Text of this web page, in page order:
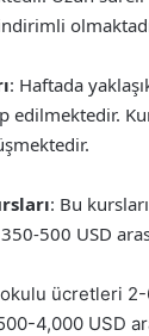
: Haftada
edilmektedir.
: Bu
500 USD
okulu ücretleri 2-
4,000 USD